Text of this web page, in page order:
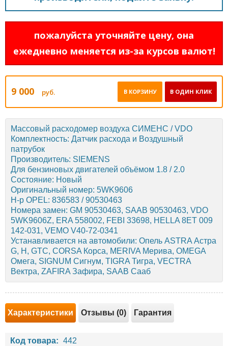
пожалуйста уточняйте цену, она
ежедневно меняется из-за курсов валют!
9 000 руб. В ОДИН КЛИК
В КОРЗИНУ
Массовый расходомер воздуха СИМЕНС / VDO
Комплектность: Датчик расхода и Воздушный
патрубок
Производитель: SIEMENS
Для бензиновых двигателей объёмом 1.8 / 2.0
Состояние: Новый
Оригинальный номер: 5WK9606
Н-р OPEL: 836583 / 90530463
Номера замен: GM 90530463, SAAB 90530463, VDO
5WK9606Z, ERA 558002, FEBI 33698, HELLA 8ET 009
142-031, VEMO V40-72-0341
Устанавливается на автомобили: Опель ASTRA Астра
G, H, GTC, CORSA Корса, MERIVA Мерива, OMEGA
Омега, SIGNUM Сигнум, TIGRA Тигра, VECTRA
Вектра, ZAFIRA Зафира, SAAB Сааб
Характеристики Отзывы (0) Гарантия
Код товара: 442